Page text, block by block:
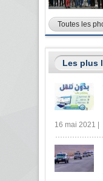
Toutes les
Les plus
16 mai 2021 |